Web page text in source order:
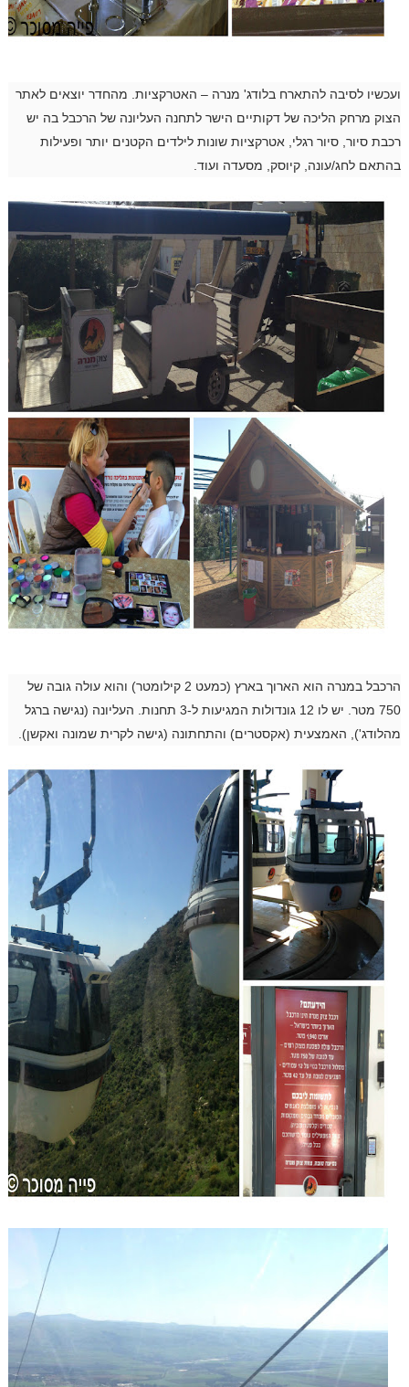
ועכשיו לסיבה להתארח בלודג' מנרה – האטרקציות. מהחדר יוצאים לאתר
הצוק מרחק הליכה של דקותיים הישר לתחנה העליונה של הרכבל בה יש
רכבת סיור, סיור רגלי, אטרקציות שונות לילדים הקטנים יותר ופעילות
בהתאם לחג/עונה, קיוסק, מסעדה ועוד.
הרכבל במנרה הוא הארוך בארץ (כמעט 2 קילומטר) והוא עולה גובה של
750 מטר. יש לו 12 גונדולות המגיעות ל-3 תחנות. העליונה (נגישה ברגל
מהלודג'), האמצעית (אקסטרים) והתחתונה (גישה לקרית שמונה ואקשן).